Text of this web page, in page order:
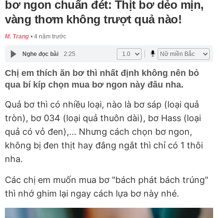
bơ ngon chuẩn đét: Thịt bơ dẻo mịn,
vàng thơm không trượt quả nào!
M. Trang 4 năm trước
Nghe đọc bài 2:25
Chị em thích ăn bơ thì nhất định không nên bỏ
qua bí kíp chọn mua bơ ngon này đâu nha.
Quả bơ thì có nhiều loại, nào là bơ sáp (loại quả
tròn), bơ 034 (loại quả thuôn dài), bơ Hass (loại
quả có vỏ đen),... Nhưng cách chọn bơ ngon,
không bị đen thịt hay đắng ngắt thì chỉ có 1 thôi
nha.
Các chị em muốn mua bơ "bách phát bách trúng"
thì nhớ ghim lại ngay cách lựa bơ này nhé.